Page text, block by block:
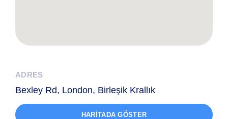
ADRES
Bexley Rd, London, Birleşik Krallık
HARITADA GÖSTER